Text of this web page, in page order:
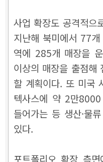
사업 확장도 공격적으
지난해 북미에서 77
역에 285개 매장을
이상의 매장을 출점해
할 계획이다. 또 미국
텍사스에 약 2만
들어가는 등 생산·물
있다.
포트폴리오 확장 측